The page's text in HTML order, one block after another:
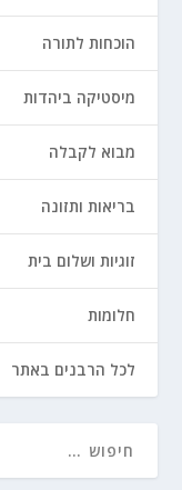
הוכחות לתורה
מיסטיקה ביהדות
מבוא לקבלה
בריאות ותזונה
זוגיות ושלום בית
חלומות
לכל הרבנים באתר